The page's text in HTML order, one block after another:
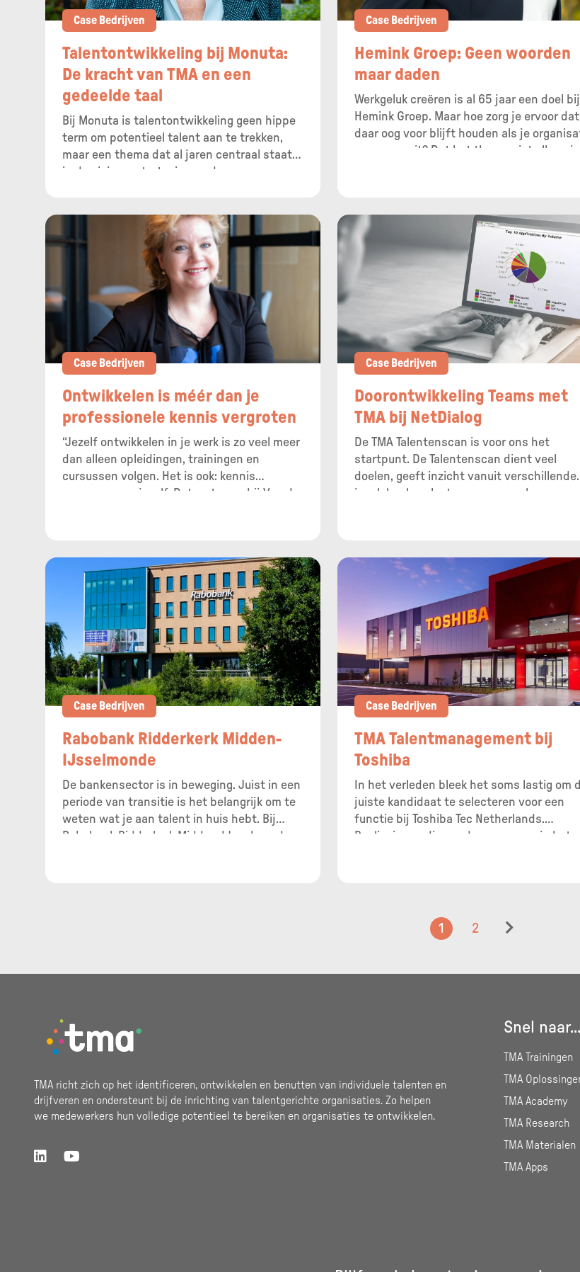
Talentontwikkeling bij Monuta:
De kracht van TMA en een
gedeelde taal
Bij Monuta is talentontwikkeling geen hippe
term om potentieel talent aan te trekken,
maar een thema dat al jaren centraal staat
in de visie en strategie van de
ervaring op het gebied van
talentmanagement binnen de organisatie op
ons klantevent op 15 april en vertelt er
hieronder vast wat meer over.
Case Bedrijven
Hemink Groep: Geen woorden
maar daden
Werkgeluk creëren is al 65 jaar een doel bij
Hemink Groep. Maar hoe zorg je ervoor
daar oog voor blijft houden als je
enorm groeit? Dat het thema niet alleen in
Case Bedrijven
Ontwikkelen is méér dan je
professionele kennis vergroten
“Jezelf ontwikkelen in je werk is zo veel meer
dan alleen opleidingen, trainingen en
cursussen volgen. Het is ook: kennis
vergaren over jezelf. Dat weten ze bij Van der
Case Bedrijven
Doorontwikkeling Teams met
TMA bij NetDialog
De TMA Talentenscan is voor ons het
startpunt. De Talentenscan dient veel
doelen, geeft inzicht vanuit verschillende
invalshoeken, laat mensen accelereren en
Case Bedrijven
Rabobank Ridderkerk Midden-
IJsselmonde
De bankensector is in beweging. Juist in een
periode van transitie is het belangrijk om te
weten wat je aan talent in huis hebt. Bij
Rabobank Ridderkerk Midden-IJsselmonde
Case Bedrijven
TMA Talentmanagement bij
Toshiba
In het verleden bleek het soms lastig om
juiste kandidaat te selecteren voor een
functie bij Toshiba Tec Netherlands.
Beslissingen die werden genomen in het
Case Bedrijven
1 2
TMA richt zich op het identificeren, ontwikkelen en benutten van individuele talenten en
drijfveren en ondersteunt bij de inrichting van talentgerichte organisaties. Zo helpen
we medewerkers hun volledige potentieel te bereiken en organisaties te ontwikkelen.
Snel naar...
TMA Trainingen
TMA
TMA Academy
TMA Research
TMA Materialen
TMA Apps